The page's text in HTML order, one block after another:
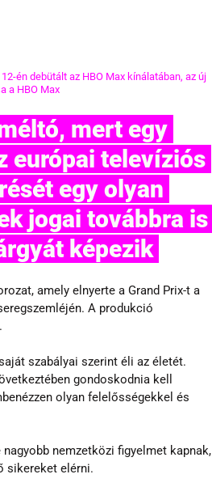
én debütált az HBO Max kínálatában, az új
a HBO Max
európai televíziós
egy olyan
jogai továbbra is
képezik
amely elnyerte a Grand Prix-t a
A produkció
szabályai szerint éli az életét.
gondoskodnia kell
olyan felelősségekkel és
nemzetközi figyelmet kapnak,
sikereket elérni.